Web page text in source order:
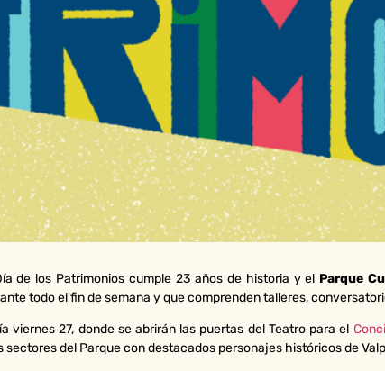
de los Patrimonios cumple 23 años de historia y el Parque
todo el fin de semana y que comprenden talleres,
viernes 27, donde se abrirán las puertas del Teatro para el
del Parque con destacados personajes históricos de